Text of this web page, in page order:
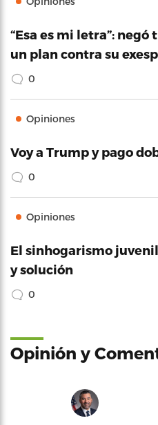
“Esa es mi letra”:
un plan contra su
0
Opiniones
Voy a Trump y pago
0
Opiniones
El sinhogarismo
y solución
0
Opinión y